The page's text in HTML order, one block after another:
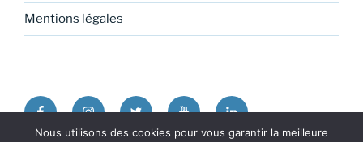
Mentions légales
FacebookInstagramTwitter YoutubeLinkedin
Nous utilisons des cookies pour vous garantir la meilleure